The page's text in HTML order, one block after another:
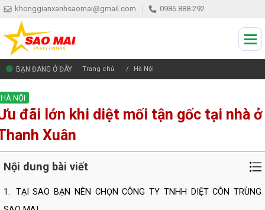
khonggianxanhsaomai@gmail.com 0986.888.292
BẠN ĐANG Ở ĐÂY Trang chủ Hà Nội
HÀ NỘI
đãi lớn khi diệt mối tận gốc tại nhà ở
Xuân
Nội dung bài viết
1.
TẠI SAO BẠN NÊN CHỌN CÔNG TY TNHH DIỆT CÔN TRÙNG